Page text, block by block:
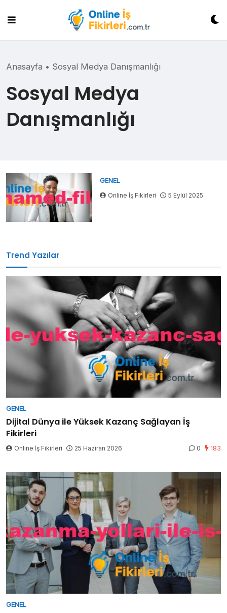
content
Anasayfa • Sosyal Medya Danışmanlığı
Sosyal Medya
Danışmanlığı
GENEL
Online İş Fikirleri 5 Eylül 2025
Trend Yazılar
GENEL
Dijital Dünya ile Yüksek Kazanç Sağlayan İş
Fikirleri
Online İş Fikirleri 25 Haziran 2026 0 183
GENEL